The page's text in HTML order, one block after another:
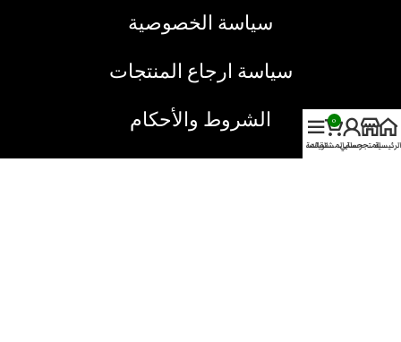
سياسة الخصوصية
سياسة ارجاع المنتجات
الشروط والأحكام
الرئيسيةالمتجرحسابي
0
سلة المشتريات
القائمة